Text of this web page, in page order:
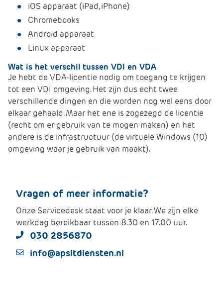
iOS apparaat (iPad, iPhone)
Chromebooks
Android apparaat
Linux apparaat
Wat is het verschil tussen VDI en VDA
Je hebt de VDA-licentie nodig om toegang te krijgen
tot een VDI omgeving. Het zijn dus echt twee
verschillende dingen en die worden nog wel eens door
elkaar gehaald. Maar het ene is zogezegd de licentie
(recht om er gebruik van te mogen maken) en het
andere is de infrastructuur (de virtuele Windows (10)
omgeving waar je gebruik van maakt).
Vragen of meer informatie?
Onze Servicedesk staat voor je klaar. We zijn elke
werkdag bereikbaar tussen 8.30 en 17.00 uur.
030 2856870
info@apsitdiensten.nl